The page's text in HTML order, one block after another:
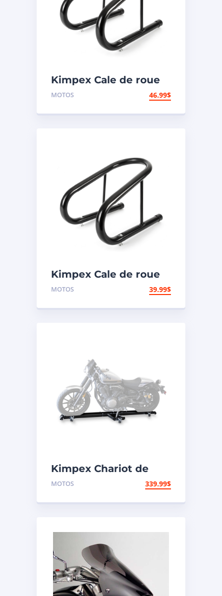
Kimpex Cale de roue
hors-route de
MOTOS 46.99$
Kimpex Cale de roue
de motocyclette
MOTOS 39.99$
Kimpex Chariot de
moto à profil bas 1250
MOTOS 339.99$